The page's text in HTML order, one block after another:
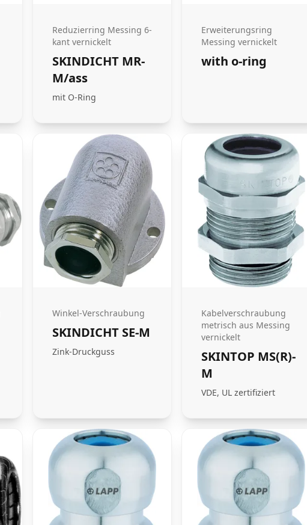
Reduzierring Messing 6-
kant vernickelt
SKINDICHT MR-
M/ass
mit O-Ring
Erweiterungsring
Messing vernickelt
with o-ring
Winkel-Verschraubung
SKINDICHT SE-M
Zink-Druckguss
Kabelverschraubung
metrisch aus Messing
vernickelt
SKINTOP MS(R)-
M
VDE, UL zertifiziert